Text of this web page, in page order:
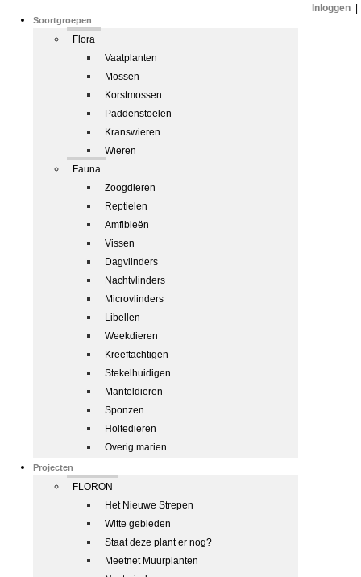
Soortgroepen
Flora
Vaatplanten
Mossen
Korstmossen
Paddenstoelen
Kranswieren
Wieren
Fauna
Zoogdieren
Reptielen
Amfibieën
Vissen
Dagvlinders
Nachtvlinders
Microvlinders
Libellen
Weekdieren
Kreeftachtigen
Stekelhuidigen
Manteldieren
Sponzen
Holtedieren
Overig marien
Projecten
FLORON
Het Nieuwe Strepen
Witte gebieden
Staat deze plant er nog?
Meetnet Muurplanten
Inloggen